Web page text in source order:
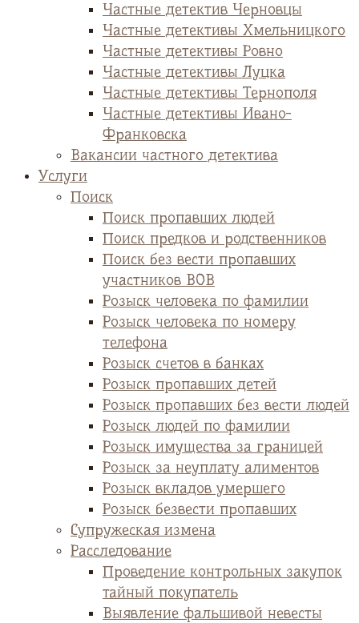
Частные детектив Черновцы
Частные детективы Хмельницкого
Частные детективы Ровно
Частные детективы Луцка
Частные детективы Тернополя
Частные детективы Ивано-
Франковска
Вакансии частного детектива
Услуги
Поиск
Поиск пропавших людей
Поиск предков и родственников
Поиск без вести пропавших
участников ВОВ
Розыск человека по фамилии
Розыск человека по номеру
телефона
Розыск счетов в банках
Розыск пропавших детей
Розыск пропавших без вести людей
Розыск людей по фамилии
Розыск имущества за границей
Розыск за неуплату алиментов
Розыск вкладов умершего
Розыск безвести пропавших
Супружеская измена
Расследование
Проведение контрольных закупок
тайный покупатель
Выявление фальшивой невесты